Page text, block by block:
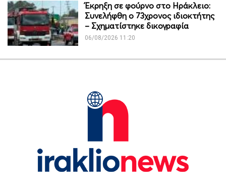
Έκρηξη σε φούρνο στο Ηράκλειο:
Συνελήφθη ο 73χρονος ιδιοκτήτης
– Σχηματίστηκε δικογραφία
06/08/2026 11:20